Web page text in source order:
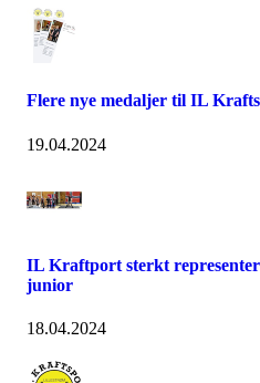
Flere nye medaljer til IL
19.04.2024
IL Kraftport sterkt
junior
18.04.2024